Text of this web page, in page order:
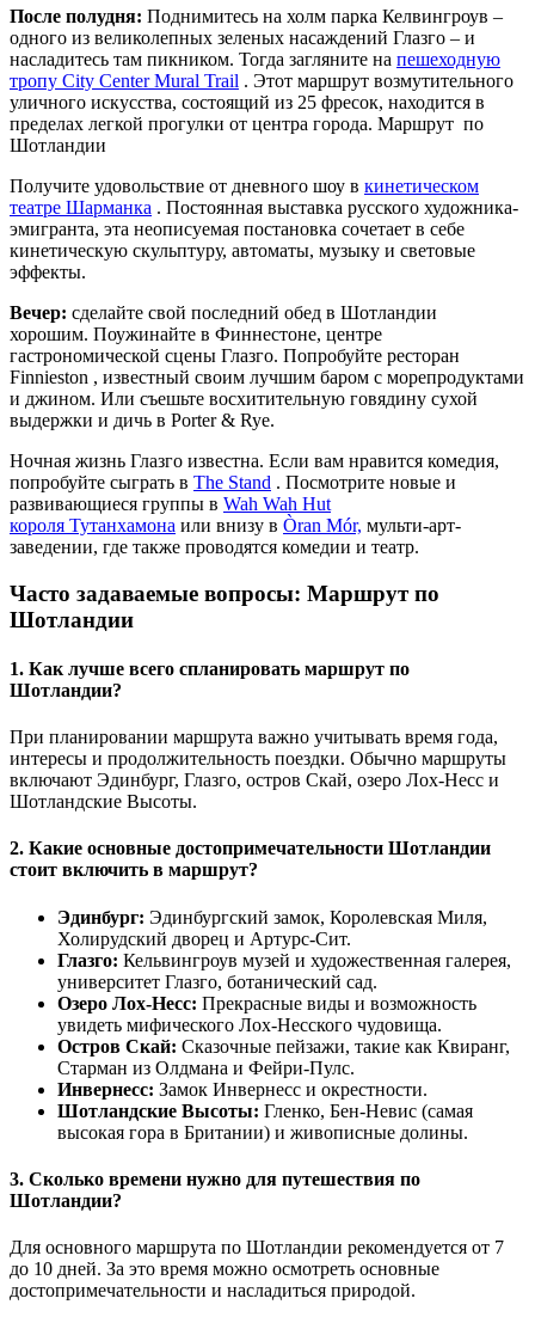
После полудня: Поднимитесь на холм парка Келвингроув –
одного из великолепных зеленых насаждений Глазго – и
насладитесь там пикником. Тогда загляните на пешеходную
тропу City Center Mural Trail . Этот маршрут возмутительного
уличного искусства, состоящий из 25 фресок, находится в
пределах легкой прогулки от центра города. Маршрут по
Шотландии
Получите удовольствие от дневного шоу в кинетическом
театре Шарманка . Постоянная выставка русского художника-
эмигранта, эта неописуемая постановка сочетает в себе
кинетическую скульптуру, автоматы, музыку и световые
эффекты.
Вечер: сделайте свой последний обед в Шотландии
хорошим. Поужинайте в Финнестоне, центре
гастрономической сцены Глазго. Попробуйте ресторан
Finnieston , известный своим лучшим баром с морепродуктами
и джином. Или съешьте восхитительную говядину сухой
выдержки и дичь в Porter & Rye.
Ночная жизнь Глазго известна. Если вам нравится комедия,
попробуйте сыграть в The Stand . Посмотрите новые и
развивающиеся группы в Wah Wah Hut
короля Тутанхамона или внизу в Òran Mór, мульти-арт-
заведении, где также проводятся комедии и театр.
Часто задаваемые вопросы: Маршрут по
Шотландии
1. Как лучше всего спланировать маршрут по
Шотландии?
При планировании маршрута важно учитывать время года,
интересы и продолжительность поездки. Обычно маршруты
включают Эдинбург, Глазго, остров Скай, озеро Лох-Несс и
Шотландские Высоты.
2. Какие основные достопримечательности Шотландии
стоит включить в маршрут?
Эдинбург: Эдинбургский замок, Королевская Миля,
Холирудский дворец и Артурс-Сит.
Глазго: Кельвингроув музей и художественная галерея,
университет Глазго, ботанический сад.
Озеро Лох-Несс: Прекрасные виды и возможность
увидеть мифического Лох-Несского чудовища.
Остров Скай: Сказочные пейзажи, такие как Квиранг,
Старман из Олдмана и Фейри-Пулс.
Инвернесс: Замок Инвернесс и окрестности.
Шотландские Высоты: Гленко, Бен-Невис (самая
высокая гора в Британии) и живописные долины.
3. Сколько времени нужно для путешествия по
Шотландии?
Для основного маршрута по Шотландии рекомендуется от 7
до 10 дней. За это время можно осмотреть основные
достопримечательности и насладиться природой.